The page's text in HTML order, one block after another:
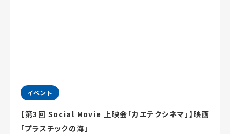
イベント
【第3回 Social Movie 上映会「カエテクシネマ」】映画
「プラスチックの海」